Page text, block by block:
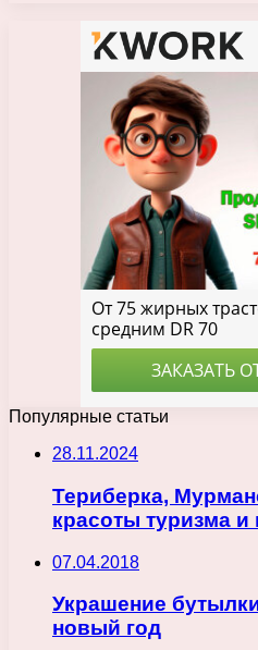
Популярные статьи
28.11.2024
Териберка,
красоты туризма и
07.04.2018
Украшение
новый год